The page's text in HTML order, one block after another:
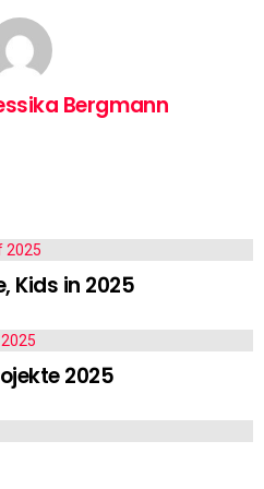
Bergmann
Kids in 2025
2025